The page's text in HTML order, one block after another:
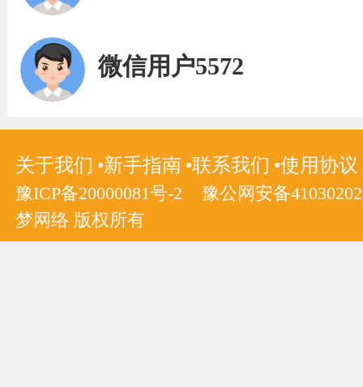
微信用户5572
关于我们 新手指南 联系我们 使用协议
豫ICP备20000081号-2
豫公网安备
梦网络 版权所有